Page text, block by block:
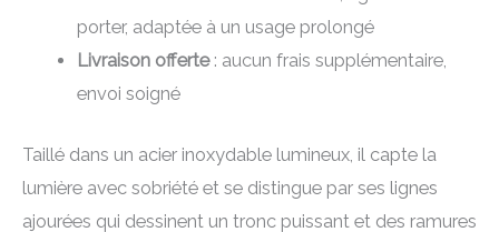
porter, adaptée à un usage prolongé
Livraison offerte: aucun frais supplémentaire,
envoi soigné
Taillé dans un acier inoxydable lumineux, il capte la
lumière avec sobriété et se distingue par ses lignes
ajourées qui dessinent un tronc puissant et des ramures